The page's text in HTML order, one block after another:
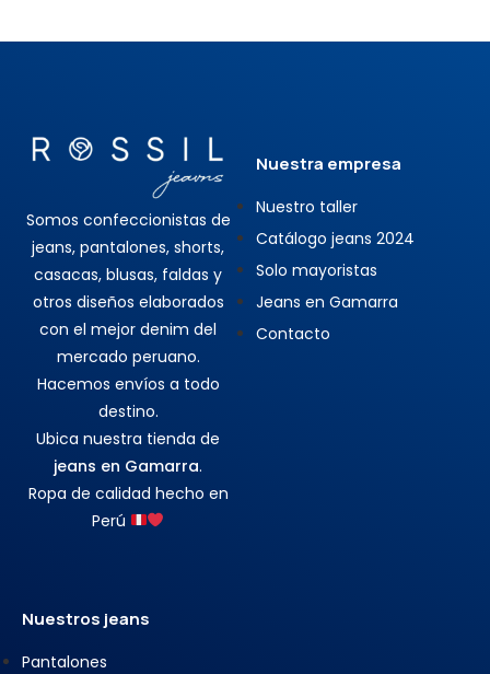
Somos confeccionistas de
jeans, pantalones, shorts,
casacas, blusas, faldas y
otros diseños elaborados
con el mejor denim del
mercado peruano.
Hacemos envíos a todo
destino.
Ubica nuestra tienda de
jeans en Gamarra.
Ropa de calidad hecho en
Perú
Nuestra empresa
Nuestro taller
Catálogo jeans 2024
Solo mayoristas
Jeans en Gamarra
Contacto
Nuestros jeans
Pantalones